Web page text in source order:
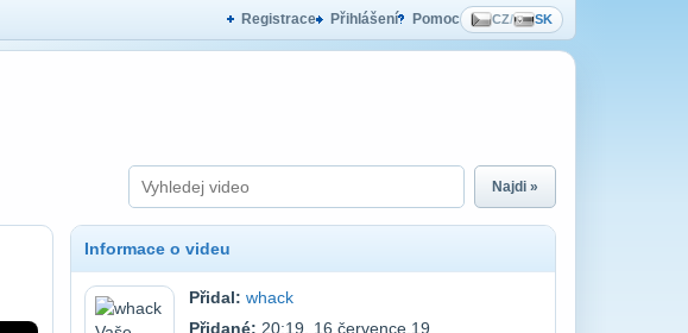
Registrace Přihlášení Pomoc CZ/ SK
Najdi »
Informace o videu
Přidal: whack
Přidané: 20:19, 16.července.19